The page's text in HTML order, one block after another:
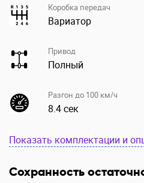
Коробка передач
Вариатор
Привод
Полный
Разгон до 100 км/ч
8.4 сек
Показать комплектации и
Сохранность